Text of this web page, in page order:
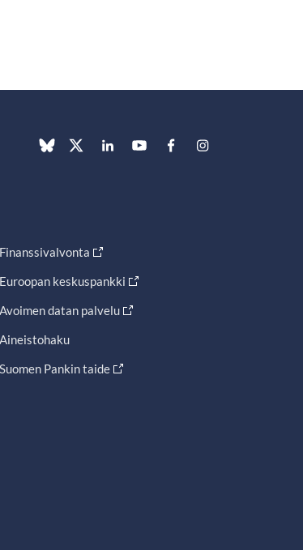
Finanssivalvonta
Euroopan keskuspankki
Avoimen datan palvelu
Aineistohaku
Suomen Pankin taide